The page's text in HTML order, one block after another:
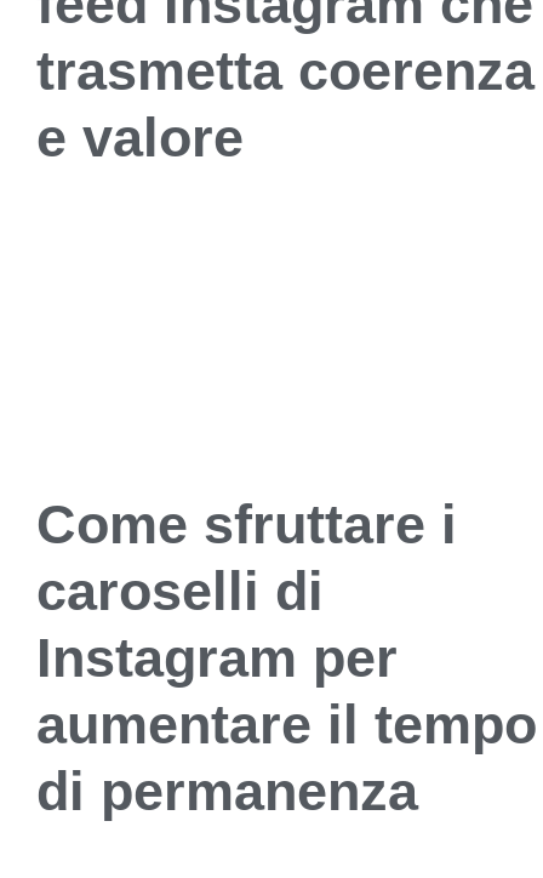
trasmetta coerenza
e valore
Come sfruttare i
caroselli di
Instagram per
aumentare il tempo
di permanenza